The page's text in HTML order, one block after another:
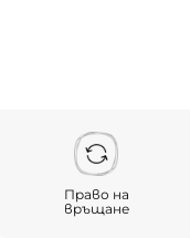
Право на
връщане